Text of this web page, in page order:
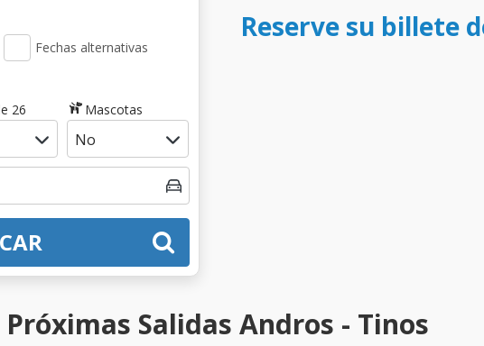
Fechas alternativas
26 Mascotas
Reserve su billete
Salidas Andros - Tinos